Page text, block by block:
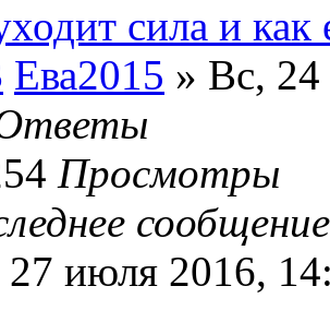
сила и как
Ева2015 » Вс,
Просмотры
июля 2016,